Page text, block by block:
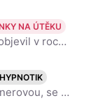
NA ÚTĚKU
Americký herec a producent. Je finského původu. Ve filmu se poprvé objevil v roce 1988 ve snímku Být dobrou matkou. Všeobecně známým se stal až po boku Bena Afflecka ve filmu Dobrý Will Hunting, ke kte
HYPNOTIK
Americký filmový herec, režisér a scenárista. Je ženatý s Jennifer Garnerovou, se kterou má dcery Violet Anne a Seraphinu Rose Elizabeth a syna Samuela. Je znám svými výrazně levicovými názory. V roce